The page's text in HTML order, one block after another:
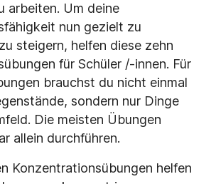
arbeiten. Um deine
nun gezielt zu
steigern, helfen diese zehn
für Schüler /-innen. Für
brauchst du nicht einmal
sondern nur Dinge
Die meisten Übungen
allein durchführen.
Konzentrationsübungen helfen